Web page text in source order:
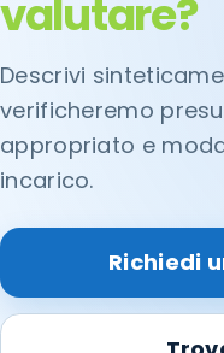
valutare?
Descrivi
verificheremo
appropriato e
incarico.
Richiedi